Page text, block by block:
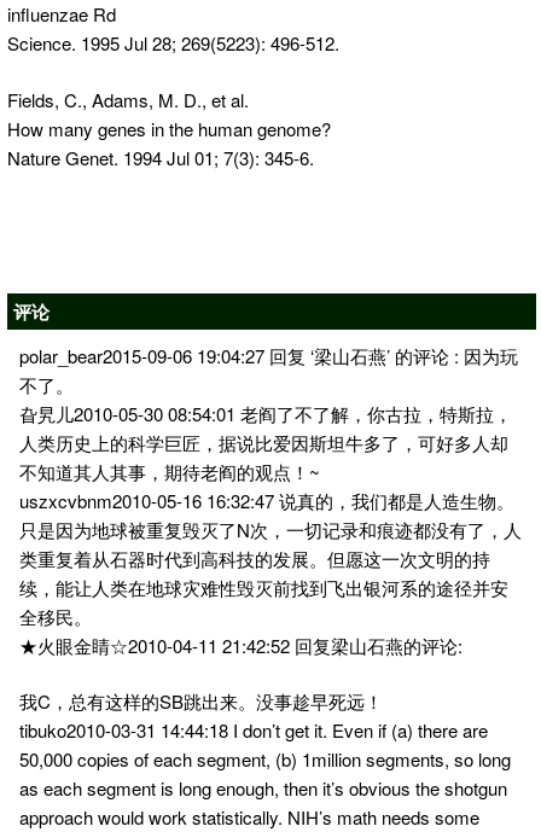
influenzae Rd
Science. 1995 Jul 28; 269(5223): 496-512.
Fields, C., Adams, M. D., et al.
How many genes in the human genome?
Nature Genet. 1994 Jul 01; 7(3): 345-6.
评论
polar_bear2015-09-06 19:04:27 回复 ‘梁山石燕’ 的评论 : 因为玩
不了。
旮旯儿2010-05-30 08:54:01 老阎了不了解，你古拉，特斯拉，
人类历史上的科学巨匠，据说比爱因斯坦牛多了，可好多人却
不知道其人其事，期待老阎的观点！~
uszxcvbnm2010-05-16 16:32:47 说真的，我们都是人造生物。
只是因为地球被重复毁灭了N次，一切记录和痕迹都没有了，人
类重复着从石器时代到高科技的发展。但愿这一次文明的持
续，能让人类在地球灾难性毁灭前找到飞出银河系的途径并安
全移民。
★火眼金睛☆2010-04-11 21:42:52 回复梁山石燕的评论:
我C，总有这样的SB跳出来。没事趁早死远！
tibuko2010-03-31 14:44:18 I don’t get it. Even if (a) there are
50,000 copies of each segment, (b) 1million segments, so long
as each segment is long enough, then it’s obvious the shotgun
approach would work statistically. NIH’s math needs some